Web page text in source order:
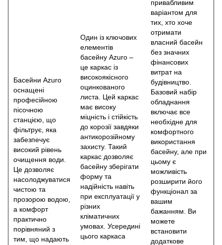
Басейни Azuro
оснащені
професійною
пісочною
станцією, що
фільтрує, яка
забезпечує
високий рівень
очищення води.
Це дозволяє
насолоджуватися
чистою та
прозорою водою,
а комфорт
практично
порівняний з
тим, що надають
Один із ключових
елементів
басейну Azuro –
це каркас із
високоякісного
оцинкованого
листа. Цей каркас
має високу
міцність і стійкість
до корозії завдяки
антикорозійному
захисту. Такий
каркас дозволяє
басейну зберігати
форму та
надійність навіть
при експлуатації у
різних
кліматичних
умовах. Усередині
цього каркаса
привабливим
варіантом для
тих, хто хоче
отримати
власний басейн
без значних
фінансових
витрат на
будівництво.
Базовий набір
обладнання
включає все
необхідне для
комфортного
використання
басейну, але при
цьому є
можливість
розширити його
функціонал за
вашим
бажанням. Ви
можете
встановити
додаткове